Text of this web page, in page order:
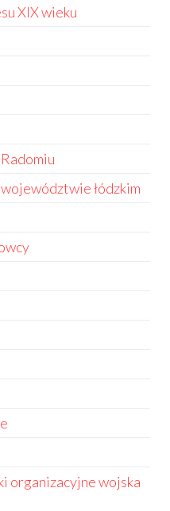
XIX wieku
łódzkim
organizacyjne wojska